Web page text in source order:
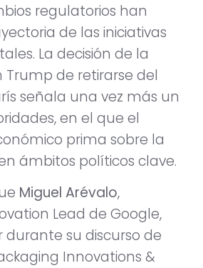
regulatorios han
de las iniciativas
La decisión de la
Trump de retirarse del
señala una vez más un
en el que el
prima sobre la
ámbitos políticos clave.
Miguel Arévalo,
Lead de Google,
durante su discurso de
Innovations &